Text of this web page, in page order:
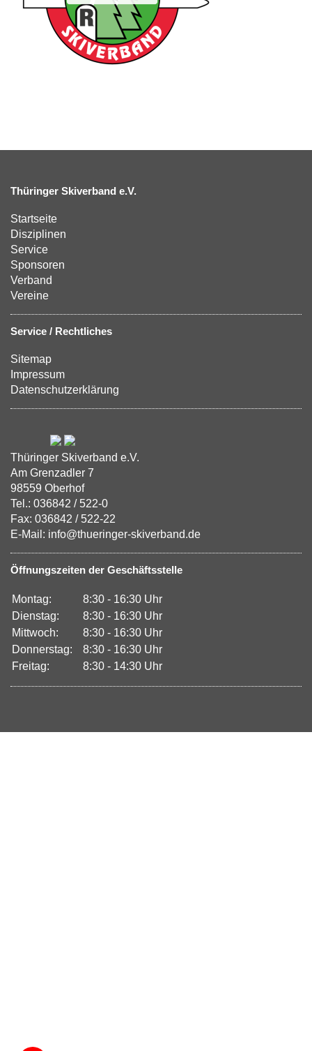
Thüringer Skiverband e.V.
Startseite
Disziplinen
Service
Sponsoren
Verband
Vereine
Service / Rechtliches
Sitemap
Impressum
Datenschutzerklärung
Thüringer Skiverband e.V.
Am Grenzadler 7
98559 Oberhof
Tel.: 036842 / 522-0
Fax: 036842 / 522-22
E-Mail: info@thueringer-skiverband.de
Öffnungszeiten der Geschäftsstelle
Montag:
8:30 - 16:30 Uhr
Dienstag:
8:30 - 16:30 Uhr
Mittwoch:
8:30 - 16:30 Uhr
Donnerstag:
8:30 - 16:30 Uhr
Freitag:
8:30 - 14:30 Uhr